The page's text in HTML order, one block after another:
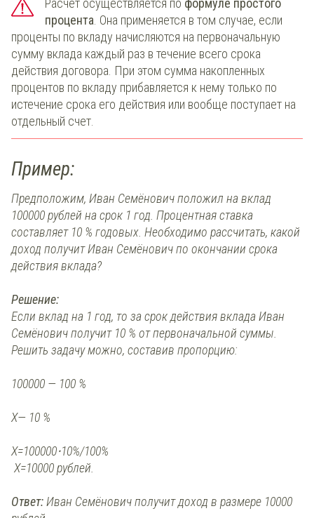
Расчёт осуществляется по формуле простого
процента . Она применяется в том случае, если
проценты по вкладу начисляются на первоначальную
сумму вклада каждый раз в течение всего срока
действия договора. При этом сумма накопленных
процентов по вкладу прибавляется к нему только по
истечение срока его действия или вообще поступает на
отдельный счет.
Пример:
Предположим, Иван Семёнович положил на вклад
100000 рублей на срок 1 год. Процентная ставка
составляет 10 % годовых. Необходимо рассчитать, какой
доход получит Иван Семёнович по окончании срока
действия вклада?
Решение:
Если вклад на 1 год, то за срок действия вклада Иван
Семёнович получит 10 % от первоначальной суммы.
Решить задачу можно, составив пропорцию:
100000 — 100 %
X— 10 %
X=100000⋅10%/100%
X=10000 рублей.
Ответ:Иван Семёнович получит доход в размере 10000